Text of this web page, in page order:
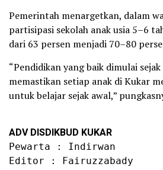
Pemerintah menargetkan, dalam
partisipasi sekolah anak usia 5–6
dari 63 persen menjadi 70–80
“Pendidikan yang baik dimulai
memastikan setiap anak di Kukar
untuk belajar sejak awal,”
ADV DISDIKBUD KUKAR
Pewarta : Indirwan
Editor : Fairuzzabady